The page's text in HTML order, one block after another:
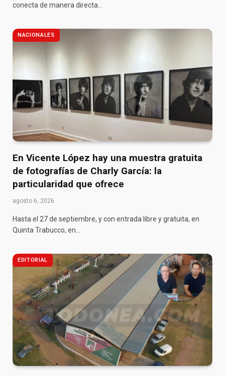
conecta de manera directa…
NACIONALES
En Vicente López hay una muestra gratuita
de fotografías de Charly García: la
particularidad que ofrece
agosto 6, 2026
Hasta el 27 de septiembre, y con entrada libre y gratuita, en
Quinta Trabucco, en…
EDITORIAL